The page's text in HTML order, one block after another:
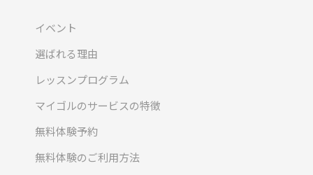
イベント
選ばれる理由
レッスンプログラム
マイゴルのサービスの特徴
無料体験予約
無料体験のご利用方法